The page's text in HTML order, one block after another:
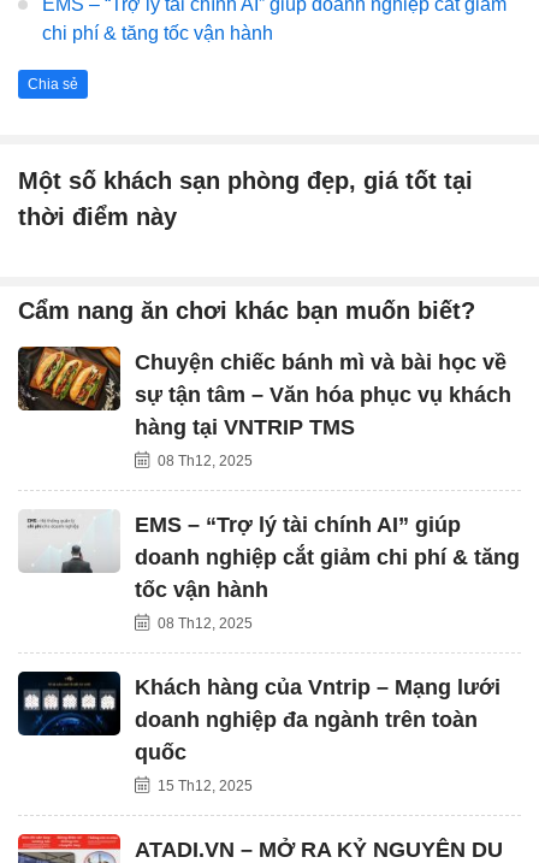
chi phí & tăng tốc vận hành
Chia sẻ
Một số khách sạn phòng đẹp, giá tốt tại
thời điểm này
Cẩm nang ăn chơi khác bạn muốn biết?
Chuyện chiếc bánh mì và bài học về
sự tận tâm – Văn hóa phục vụ khách
hàng tại VNTRIP TMS
08 Th12, 2025
EMS – “Trợ lý tài chính AI” giúp
doanh nghiệp cắt giảm chi phí & tăng
tốc vận hành
08 Th12, 2025
Khách hàng của Vntrip – Mạng lưới
doanh nghiệp đa ngành trên toàn
quốc
15 Th12, 2025
ATADI.VN – MỞ RA KỶ NGUYÊN DU